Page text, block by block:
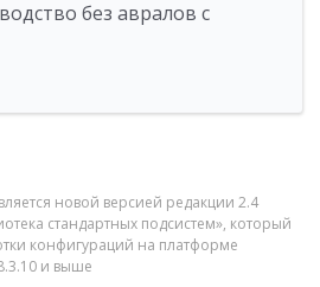
без авралов с
новой версией редакции 2.4
стандартных подсистем», который
конфигураций на платформе
и выше